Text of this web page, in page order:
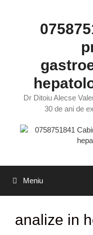
Dr Ditoiu Alecse
30 de ani de
Meniu
analize in